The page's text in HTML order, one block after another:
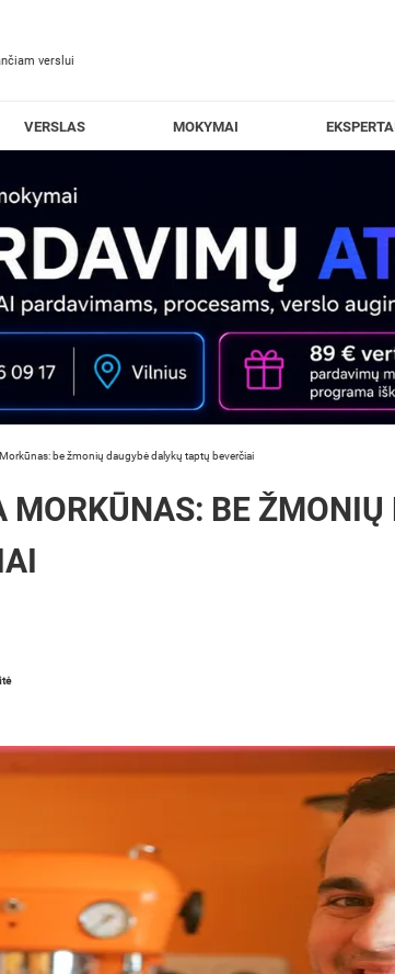
verslui
VERSLAS MOKYMAI
be žmonių daugybė dalykų taptų beverčiai
MORKŪNAS: BE ŽMONIŲ